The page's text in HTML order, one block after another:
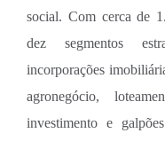
social. Com cerca de
dez segmentos
incorporações
agronegócio,
investimento e